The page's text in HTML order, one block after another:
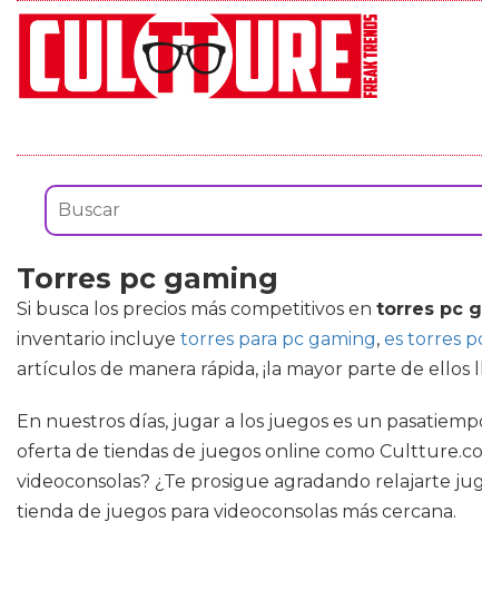
Torres pc gaming
Si busca los precios más competitivos en torres pc
inventario incluye torres para pc gaming, es torres
artículos de manera rápida, ¡la mayor parte de
En nuestros días, jugar a los juegos es un
oferta de tiendas de juegos online como
videoconsolas? ¿Te prosigue agradando relajarte
tienda de juegos para videoconsolas más cercana.